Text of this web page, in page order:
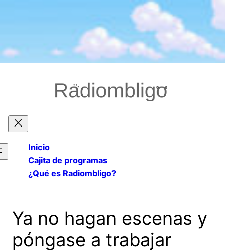
Inicio
Cajita de programas
¿Qué es Radiombligo?
Ya no hagan escenas y
póngase a trabajar